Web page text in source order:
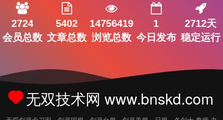
2724
会员总数
5402
文章总数
14756419
浏览总数
1
今日发布
2712天
稳定运行
无双技术网 www.bnskd.com